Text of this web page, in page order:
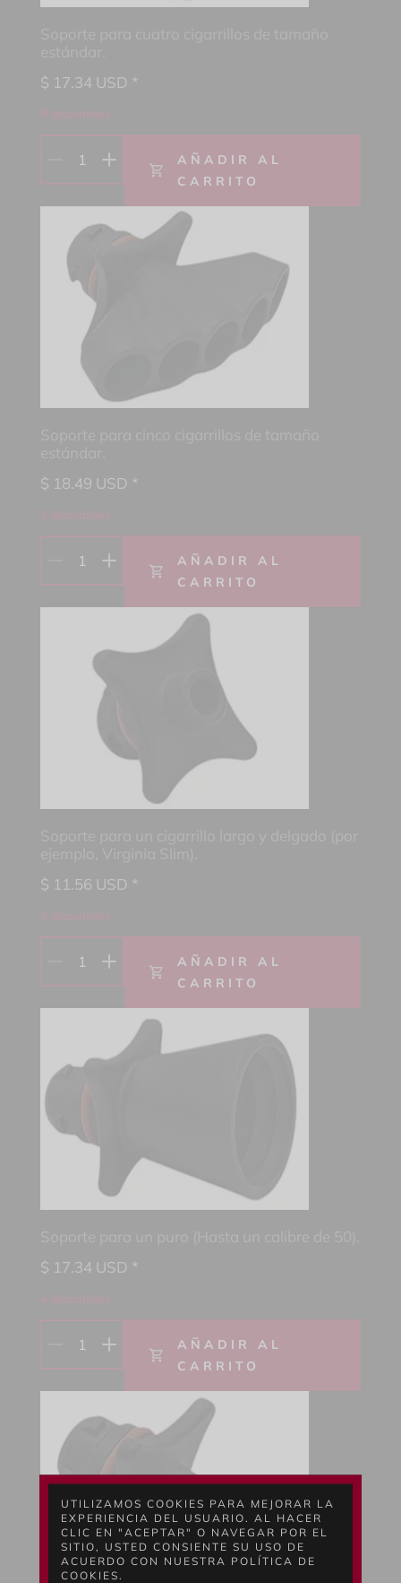
$ 17.34 USD *
1
AÑADIR AL
CARRITO
$ 18.49 USD *
1
AÑADIR AL
CARRITO
$ 11.56 USD *
1
AÑADIR AL
CARRITO
$ 17.34 USD *
1
AÑADIR AL
CARRITO
UTILIZAMOS COOKIES PARA MEJORAR LA
EXPERIENCIA DEL USUARIO. AL HACER
CLIC EN "ACEPTAR" O NAVEGAR POR EL
SITIO, USTED CONSIENTE SU USO DE
ACUERDO CON NUESTRA POLÍTICA DE
COOKIES.